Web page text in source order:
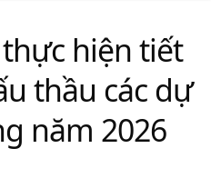
hiện tiết
thầu các dự
năm 2026